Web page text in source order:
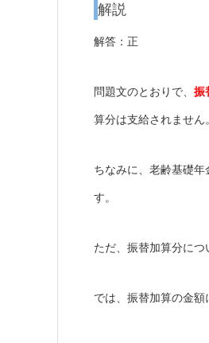
解説
解答：正
問題文のとおりで、 振
算分は支給されません。
ちなみに、老齢基礎年
す。
ただ、振替加算分につ
では、振替加算の金額